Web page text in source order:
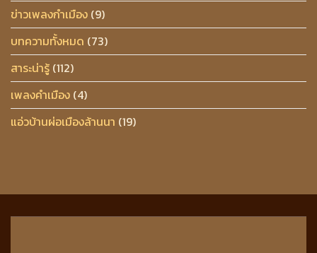
ข่าวเพลงกำเมือง (9)
บทความทั้งหมด (73)
สาระน่ารู้ (112)
เพลงคำเมือง (4)
แอ่วบ้านผ่อเมืองล้านนา (19)